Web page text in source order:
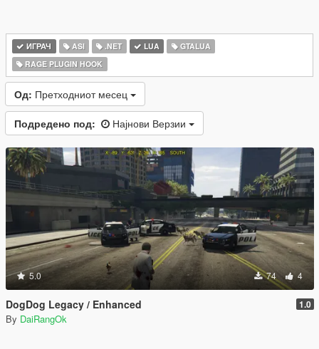
ИГРАЧ ASI .NET LUA
GTALUA
RAGE PLUGIN HOOK
Од: Претходниот месец
Подредено под: Најнови Верзии
5.0 74 4
DogDog Legacy / Enhanced 1.0
By DaiRangOk